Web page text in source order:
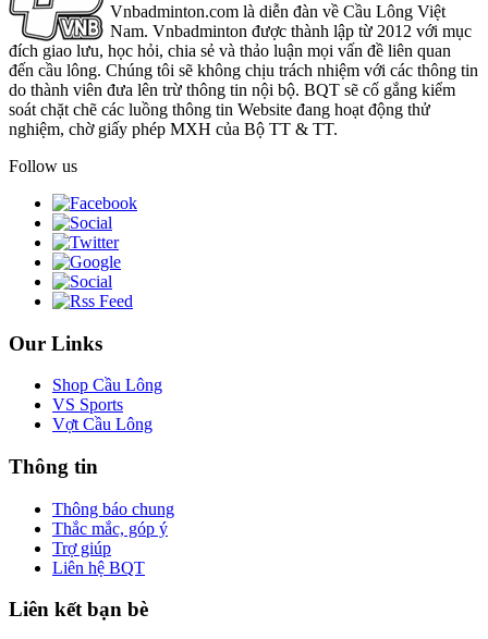
Vnbadminton.com là diễn đàn về Cầu Lông Việt
Nam. Vnbadminton được thành lập từ 2012 với mục
đích giao lưu, học hỏi, chia sẻ và thảo luận mọi vấn đề liên quan
đến cầu lông. Chúng tôi sẽ không chịu trách nhiệm với các thông tin
do thành viên đưa lên trừ thông tin nội bộ. BQT sẽ cố gắng kiểm
soát chặt chẽ các luồng thông tin Website đang hoạt động thử
nghiệm, chờ giấy phép MXH của Bộ TT & TT.
Follow us
Our Links
Shop Cầu Lông
VS Sports
Vợt Cầu Lông
Thông tin
Thông báo chung
Thắc mắc, góp ý
Trợ giúp
Liên hệ BQT
Liên kết bạn bè